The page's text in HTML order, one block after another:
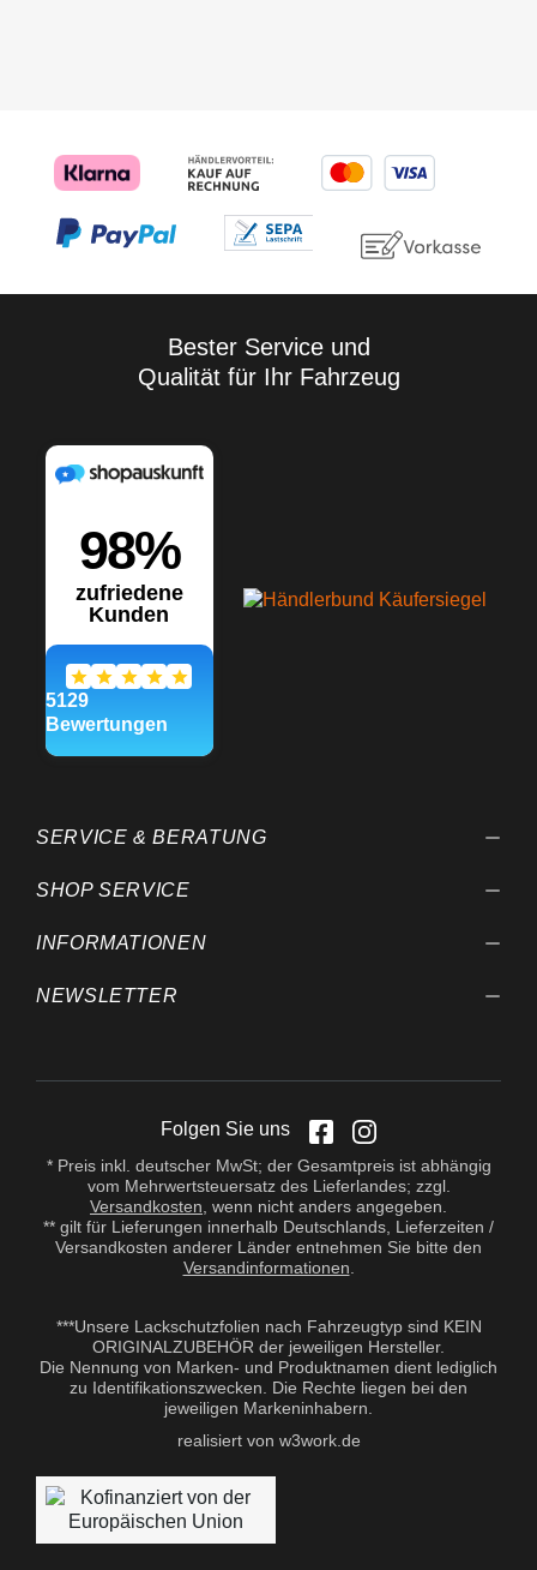
Bester Service und
Qualität für Ihr Fahrzeug
SERVICE & BERATUNG
SHOP SERVICE
INFORMATIONEN
NEWSLETTER
Folgen Sie uns
* Preis inkl. deutscher MwSt; der Gesamtpreis ist abhängig
vom Mehrwertsteuersatz des Lieferlandes; zzgl.
Versandkosten , wenn nicht anders angegeben.
** gilt für Lieferungen innerhalb Deutschlands, Lieferzeiten /
Versandkosten anderer Länder entnehmen Sie bitte den
Versandinformationen
***Unsere Lackschutzfolien nach Fahrzeugtyp sind KEIN
ORIGINALZUBEHÖR der jeweiligen Hersteller.
Die Nennung von Marken- und Produktnamen dient lediglich
zu Identifikationszwecken. Die Rechte liegen bei den
jeweiligen Markeninhabern.
realisiert von w3work.de